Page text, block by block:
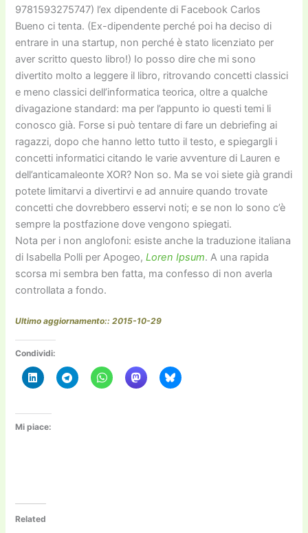
9781593275747) l’ex dipendente di Facebook Carlos
Bueno ci tenta. (Ex-dipendente perché poi ha deciso di
entrare in una startup, non perché è stato licenziato per
aver scritto questo libro!) Io posso dire che mi sono
divertito molto a leggere il libro, ritrovando concetti classici
e meno classici dell’informatica teorica, oltre a qualche
divagazione standard: ma per l’appunto io questi temi li
conosco già. Forse si può tentare di fare un debriefing ai
ragazzi, dopo che hanno letto tutto il testo, e spiegargli i
concetti informatici citando le varie avventure di Lauren e
dell’anticamaleonte XOR? Non so. Ma se voi siete già grandi
potete limitarvi a divertirvi e ad annuire quando trovate
concetti che dovrebbero esservi noti; e se non lo sono c’è
sempre la postfazione dove vengono spiegati.
Nota per i non anglofoni: esiste anche la traduzione italiana
di Isabella Polli per Apogeo,Loren Ipsum. A una rapida
scorsa mi sembra ben fatta, ma confesso di non averla
controllata a fondo.
Ultimo aggiornamento:: 2015-10-29
Condividi:
Mi piace:
Related